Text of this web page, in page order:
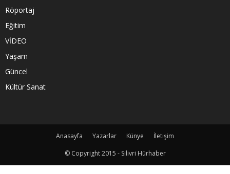
Röportaj
Eğitim
VİDEO
Yaşam
Güncel
Kültür Sanat
Anasayfa Yazarlar Künye
İletişim
© Copyright 2015 - Silivri Hürhaber